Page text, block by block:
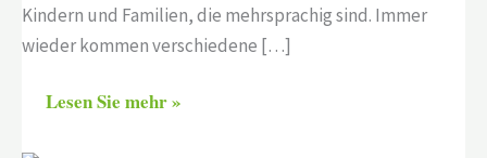
Kindern und Familien, die mehrsprachig sind. Immer
wieder kommen verschiedene […]
Lesen Sie mehr »